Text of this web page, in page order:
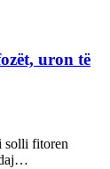
uron të
solli fitoren